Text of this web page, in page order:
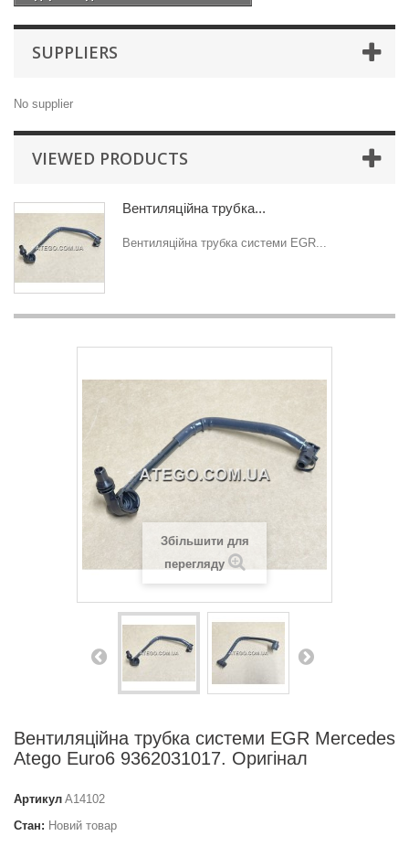
SUPPLIERS
No supplier
VIEWED PRODUCTS
Вентиляційна трубка...
Вентиляційна трубка системи EGR...
Збільшити для
перегляду
Вентиляційна трубка системи EGR Mercedes
Atego Euro6 9362031017. Оригінал
Артикул A14102
Стан: Новий товар